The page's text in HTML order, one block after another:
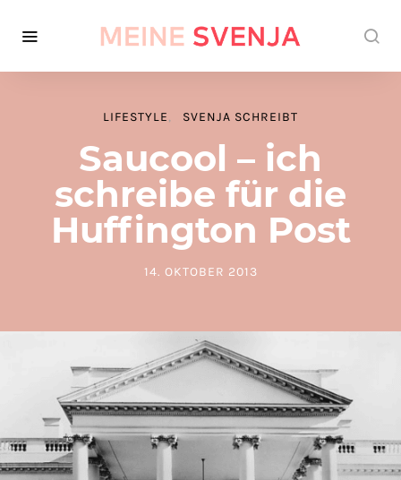
LIFESTYLE SVENJA SCHREIBT
Saucool – ich
schreibe für die
Huffington Post
POSTED ON
14. OKTOBER 2013